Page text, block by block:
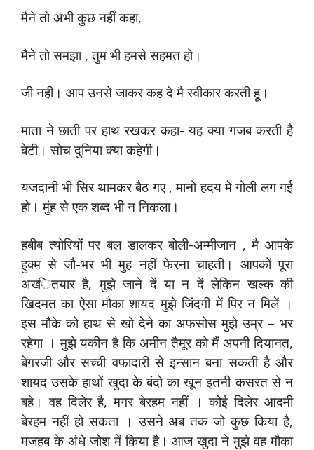
मैने तो अभी कुछ नहीं कहा,
मैने तो समझा , तुम भी हमसे सहमत हो।
जी नही। आप उनसे जाकर कह दे मै स्‍वीकार करती हू।
माता ने छाती पर हाथ रखकर कहा- यह क्‍या गजब करती है
बेटी। सोच दुनिया क्‍या कहेगी।
यजदानी भी सिर थामकर बैठ गए , मानो हदय में गोली लग गई
हो। मुंह से एक शब्‍द भी न निकला।
हबीब त्‍योरियों पर बल डालकर बोली-अम्‍मीजान , मै आपके
हुक्‍म से जौ-भर भी मुह नहीं फेरना चाहती। आपकों पूरा
अख्‍ितयार है, मुझे जाने दें या न दें लेकिन खल्‍क की
खिदमत का ऐसा मौका शायद मुझे जिंदगी में पिर न मिलें ।
इस मौके को हाथ से खो देने का अफसोस मुझे उम्र – भर
रहेगा । मुझे यकीन है कि अमीन तैमूर को मैं अपनी दियानत,
बेगरजी और सच्‍ची वफादारी से इन्‍सान बना सकती है और
शायद उसके हाथों खुदा के बंदो का खून इतनी कसरत से न
बहे। वह दिलेर है, मगर बेरहम नहीं । कोई दिलेर आदमी
बेरहम नहीं हो सकता । उसने अब तक जो कुछ किया है,
मजहब के अंधे जोश में किया है। आज खुदा ने मुझे वह मौका